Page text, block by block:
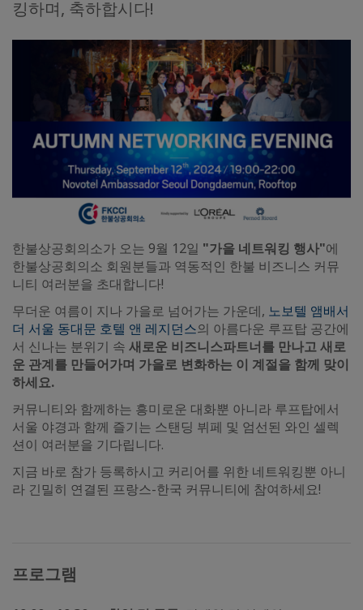
킹하며, 축하합시다!
한불상공회의소가 오는 9월 12일 "가을 네트워킹 행사"에
한불상공회의소 회원분들과 역동적인 한불 비즈니스 커뮤
니티 여러분을 초대합니다!
무더운 여름이 지나 가을로 넘어가는 가운데, 노보텔 앰배서
더 서울 동대문 호텔 앤 레지던스의 아름다운 루프탑 공간에
서 신나는 분위기 속 새로운 비즈니스파트너를 만나고 새로
운 관계를 만들어가며 가을로 변화하는 이 계절을 함께 맞이
하세요.
커뮤니티와 함께하는 흥미로운 대화뿐 아니라 루프탑에서
서울 야경과 함께 즐기는 스탠딩 뷔페 및 엄선된 와인 셀렉
션이 여러분을 기다립니다.
지금 바로 참가 등록하시고 커리어를 위한 네트워킹뿐 아니
라 긴밀히 연결된 프랑스-한국 커뮤니티에 참여하세요!
프로그램